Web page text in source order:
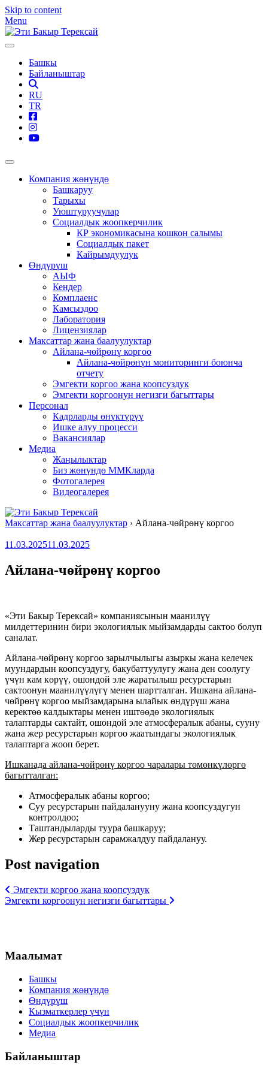
Skip to content
Menu
Башкы
Байланыштар
RU
TR
Компания жөнүндө
Башкаруу
Тарыхы
Уюштуруучулар
Социалдык жоопкерчилик
КР экономикасына кошкон салымы
Социалдык пакет
Кайрымдуулук
Өндүрүш
АЫФ
Кендер
Комплаенс
Камсыздоо
Лаборатория
Лицензиялар
Максаттар жана баалуулуктар
Айлана-чөйрөнү коргоо
Айлана-чөйрөнүн мониторинги боюнча
отчету
Эмгекти коргоо жана коопсуздук
Эмгекти коргоонун негизги багыттары
Персонал
Кадрларды өнүктүрүү
Ишке алуу процесси
Вакансиялар
Медиа
Жаңылыктар
Биз жөнүндө ММКларда
Фотогалерея
Видеогалерея
Максаттар жана баалуулуктар › Айлана-чөйрөнү коргоо
11.03.202511.03.2025
Айлана-чөйрөнү коргоо
«Эти Бакыр Терексай» компаниясынын маанилүү
милдеттеринин бири экологиялык мыйзамдарды сактоо болуп
саналат.
Айлана-чөйрөнү коргоо зарылчылыгы азыркы жана келечек
муундардын коопсуздугу, бакубаттуулугу жана ден соолугу
үчүн кам көрүү, ошондой эле жаратылыш ресурстарын
сактоонун маанилүүлүгү менен шартталган. Ишкана айлана-
чөйрөнү коргоо мыйзамдарына ылайык өндүрүш жана
керектөө калдыктары менен иштөөдө экологиялык
талаптарды сактайт, ошондой эле атмосфералык абаны, сууну
жана жер ресурстарын коргоо жаатындагы экологиялык
талаптарга жооп берет.
Ишканада айлана-чөйрөнү коргоо чаралары төмөнкүлөргө
багытталган:
Атмосфералык абаны коргоо;
Суу ресурстарын пайдаланууну жана коопсуздугун
контролдоо;
Таштандыларды туура башкаруу;
Жер ресурстарын сарамжалдуу пайдалануу.
Post navigation
Эмгекти коргоо жана коопсуздук
Эмгекти коргоонун негизги багыттары
Маалымат
Башкы
Компания жөнүндө
Өндүрүш
Кызматкерлер үчүн
Социалдык жоопкерчилик
Медиа
Байланыштар